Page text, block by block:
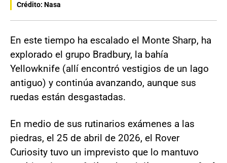
Crédito: Nasa
En este tiempo ha escalado el Monte Sharp, ha
explorado el grupo Bradbury, la bahía
Yellowknife (allí encontró vestigios de un lago
antiguo) y continúa avanzando, aunque sus
ruedas están desgastadas.
En medio de sus rutinarios exámenes a las
piedras, el 25 de abril de 2026, el Rover
Curiosity tuvo un imprevisto que lo mantuvo